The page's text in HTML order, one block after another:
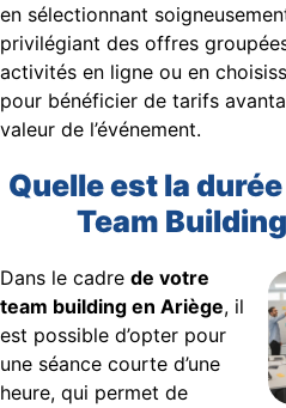
en sélectionnant
privilégiant des offres
activités en ligne ou en
pour bénéficier de tarifs
valeur de l’événement.
Quelle est la
Team
Dans le cadre de votre
team building en Ariège, il
est possible d’opter pour
une séance courte d’une
heure, qui permet de